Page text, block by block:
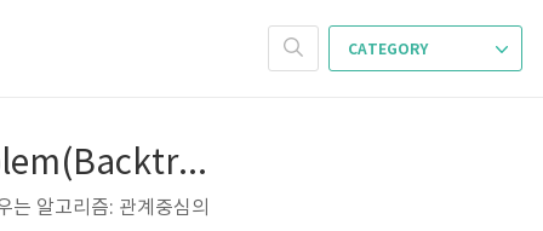
CATEGORY
[Algorithm] 2-6. Recursion 응용 3 - N Queens Problem(Backtracking)
는 알고리즘: 관계중심의